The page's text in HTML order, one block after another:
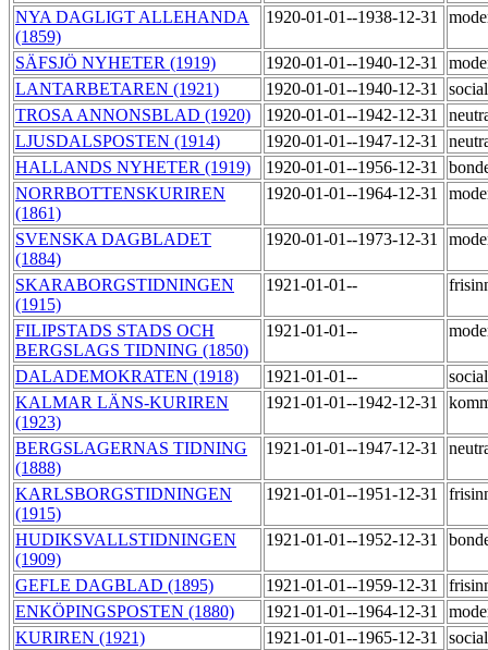
NYA DAGLIGT ALLEHANDA
(1859)
1920-01-01--1938-12-31
SÄFSJÖ NYHETER (1919) 1920-01-01--1940-12-31
LANTARBETAREN (1921)
1920-01-01--1940-12-31
TROSA ANNONSBLAD (1920)
1920-01-01--1942-12-31
LJUSDALSPOSTEN (1914)
1920-01-01--1947-12-31
HALLANDS NYHETER (1919)
1920-01-01--1956-12-31
NORRBOTTENSKURIREN
(1861)
1920-01-01--1964-12-31
SVENSKA DAGBLADET
(1884)
1920-01-01--1973-12-31
SKARABORGSTIDNINGEN
(1915)
1921-01-01--
FILIPSTADS STADS OCH
BERGSLAGS TIDNING (1850)
1921-01-01--
DALADEMOKRATEN (1918) 1921-01-01--
KALMAR LÄNS-KURIREN
(1923)
1921-01-01--1942-12-31
BERGSLAGERNAS TIDNING
(1888)
1921-01-01--1947-12-31
KARLSBORGSTIDNINGEN
(1915)
1921-01-01--1951-12-31
HUDIKSVALLSTIDNINGEN
(1909)
1921-01-01--1952-12-31
GEFLE DAGBLAD (1895) 1921-01-01--1959-12-31
ENKÖPINGSPOSTEN (1880)
1921-01-01--1964-12-31
KURIREN (1921)
1921-01-01--1965-12-31